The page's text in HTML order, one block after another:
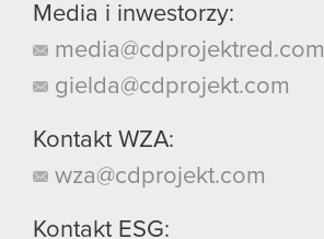
Media i inwestorzy:
media@cdprojektred.com
gielda@cdprojekt.com
Kontakt WZA:
wza@cdprojekt.com
Kontakt ESG: